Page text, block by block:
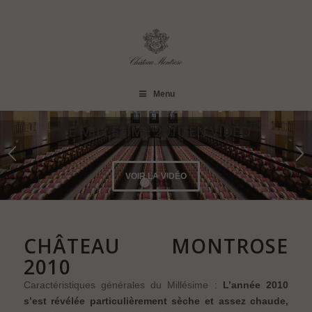
Menu
LE MILLÉSIME 2010 EN VIDÉO
VOIR LA VIDÉO
1 2 3
CHÂTEAU MONTROSE
2010
Caractéristiques générales du Millésime : L’année 2010
s’est révélée particulièrement sèche et assez chaude,